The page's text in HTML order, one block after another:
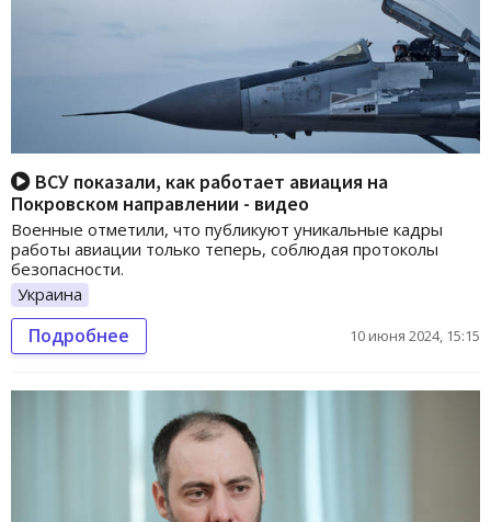
ВСУ показали, как работает авиация на
Покровском направлении - видео
Военные отметили, что публикуют уникальные кадры
работы авиации только теперь, соблюдая протоколы
безопасности.
Украина
Подробнее 10 июня 2024, 15:15